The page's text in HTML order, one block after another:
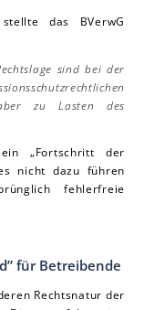
das BVerwG
sind bei der
zu Lasten des
„Fortschritt der
nicht dazu führen
fehlerfreie
für Betreibende
Rechtsnatur der